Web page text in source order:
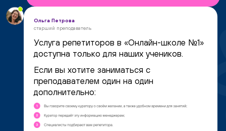
Ольга Петрова
старший преподаватель
Услуга репетиторов в «Онлайн-школе №1»
доступна только для наших учеников.
Если вы хотите заниматься с
преподавателем один на один
дополнительно: